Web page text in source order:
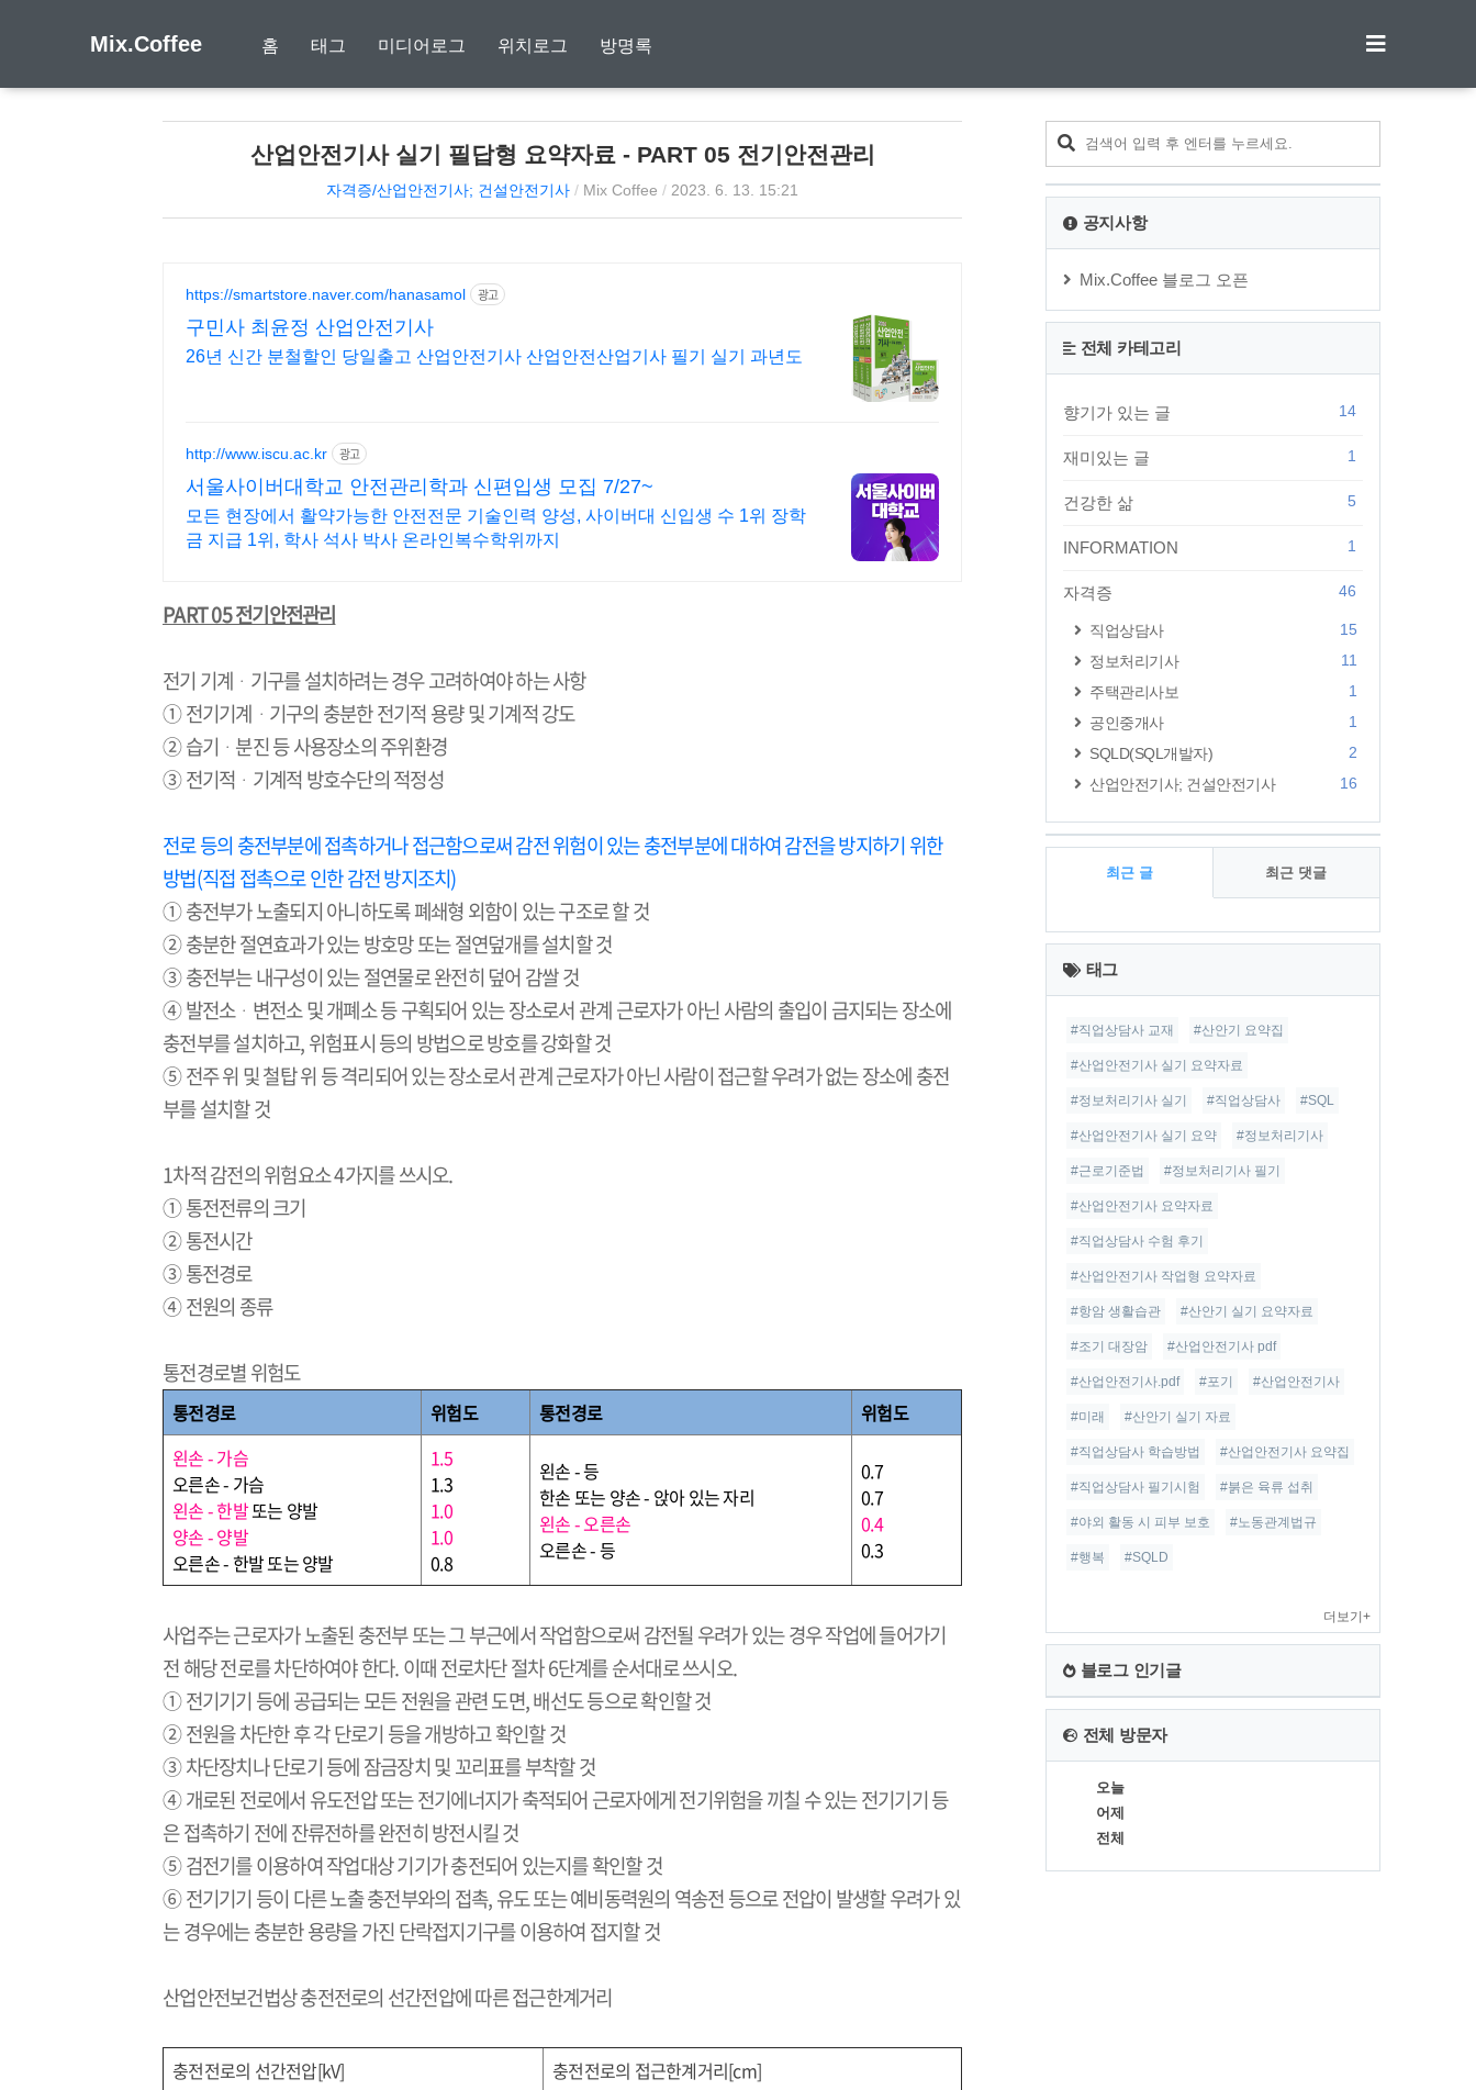
Mix.Coffee 홈 태그 미디어로그 위치로그 방명록
산업안전기사 실기 필답형 요약자료 - PART 05 전기안전관리
자격증/산업안전기사; 건설안전기사 / Mix Coffee / 2023. 6. 13. 15:21
https://smartstore.naver.com/hanasamol 광고
구민사 최윤정 산업안전기사
26년 신간 분철할인 당일출고 산업안전기사 산업안전산업기사 필기 실기 과년도
http://www.iscu.ac.kr 광고
서울사이버대학교 안전관리학과 신편입생 모집 7/27~
모든 현장에서 활약가능한 안전전문 기술인력 양성, 사이버대 신입생 수 1위 장학
금 지급 1위, 학사 석사 박사 온라인복수학위까지
PART 05전기안전관리
전기 기계 ᆞ 기구를 설치하려는 경우 고려하여야 하는 사항
① 전기기계 ᆞ 기구의 충분한 전기적 용량 및 기계적 강도
② 습기 ᆞ분진 등 사용장소의 주위환경
③ 전기적 ᆞ기계적 방호수단의 적정성
전로 등의 충전부분에 접촉하거나 접근함으로써 감전 위험이 있는 충전부분에 대하여 감전을 방지하기 위한
방법(직접 접촉으로 인한 감전 방지조치)
① 충전부가 노출되지 아니하도록 폐쇄형 외함이 있는 구조로 할 것
② 충분한 절연효과가 있는 방호망 또는 절연덮개를 설치할 것
③ 충전부는 내구성이 있는 절연물로 완전히 덮어 감쌀 것
④ 발전소ᆞ 변전소 및 개폐소 등 구획되어 있는 장소로서 관계 근로자가 아닌 사람의 출입이 금지되는 장소에
충전부를 설치하고,위험표시 등의 방법으로 방호를 강화할 것
⑤ 전주 위 및 철탑 위 등 격리되어 있는 장소로서 관계 근로자가 아닌 사람이 접근할 우려가 없는 장소에 충전
부를 설치할 것
1차적 감전의 위험요소4가지를 쓰시오.
① 통전전류의 크기
② 통전시간
③ 통전경로
④ 전원의 종류
통전경로별 위험도
통전경로 위험도 통전경로
위험도
왼손-가슴
오른손- 가슴
왼손-한발또는 양발
양손-양발
오른손- 한발 또는 양발
1.5
1.3
1.0
1.0
0.8
왼손-등
한손 또는 양손- 앉아 있는 자리
왼손-오른손
오른손-등
0.7
0.7
0.4
0.3
사업주는 근로자가 노출된 충전부 또는 그 부근에서 작업함으로써 감전될 우려가 있는 경우 작업에 들어가기
전 해당 전로를 차단하여야 한다.이때 전로차단 절차6단계를 순서대로 쓰시오.
① 전기기기 등에 공급되는 모든 전원을 관련 도면,배선도 등으로 확인할 것
② 전원을 차단한 후 각 단로기 등을 개방하고 확인할 것
③ 차단장치나 단로기 등에 잠금장치 및 꼬리표를 부착할 것
④ 개로된 전로에서 유도전압 또는 전기에너지가 축적되어 근로자에게 전기위험을 끼칠 수 있는 전기기기 등
은 접촉하기 전에 잔류전하를 완전히 방전시킬 것
⑤ 검전기를 이용하여 작업대상 기기가 충전되어 있는지를 확인할 것
⑥ 전기기기 등이 다른 노출 충전부와의 접촉,유도 또는 예비동력원의 역송전 등으로 전압이 발생할 우려가 있
는 경우에는 충분한 용량을 가진 단락접지기구를 이용하여 접지할 것
산업안전보건법상 충전전로의 선간전압에 따른 접근한계거리
충전전로의 선간전압[kV] 충전전로의 접근한계거리[cm]
공지사항
Mix.Coffee 블로그 오픈
전체 카테고리
향기가 있는 글 14
재미있는 글 1
건강한 삶 5
INFORMATION 1
자격증 46
직업상담사
15
정보처리기사
11
주택관리사보
1
공인중개사
1
SQLD(SQL개발자)
2
산업안전기사; 건설안전기사
16
최근 글 최근 댓글
최
근
글
태그
#직업상담사 교재 #산안기 요약집
#산업안전기사 실기 요약자료
#정보처리기사 실기 #직업상담사 #SQL
#산업안전기사 실기 요약 #정보처리기사
#근로기준법 #정보처리기사 필기
#산업안전기사 요약자료
#직업상담사 수험 후기
#산업안전기사 작업형 요약자료
#항암 생활습관 #산안기 실기 요약자료
#조기 대장암 #산업안전기사 pdf
#산업안전기사.pdf #포기 #산업안전기사
#미래 #산안기 실기 자료
#직업상담사 학습방법 #산업안전기사 요약집
#직업상담사 필기시험 #붉은 육류 섭취
#야외 활동 시 피부 보호 #노동관계법규
#행복 #SQLD
더보기+
블로그 인기글
전체 방문자
오늘
어제
전체